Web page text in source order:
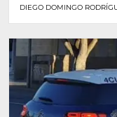
DIEGO DOMINGO